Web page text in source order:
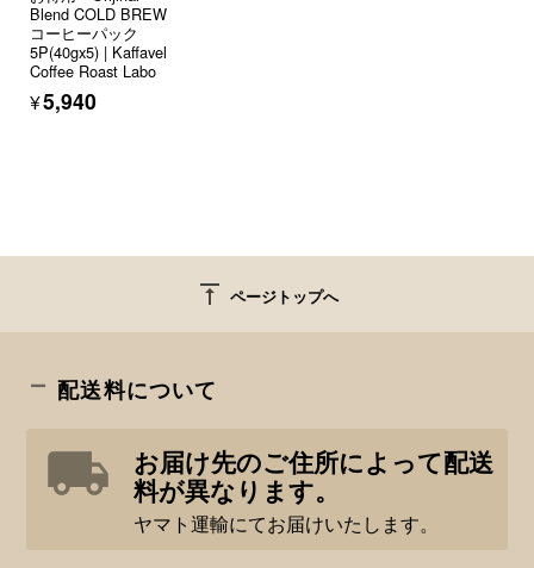
Blend COLD BREW
コーヒーパック
5P(40gx5) | Kaffavel
Coffee Roast Labo
¥5,940
vertical_align_top ページトップへ
配送料について
お届け先のご住所によって配送
料が異なります。
ヤマト運輸にてお届けいたします。